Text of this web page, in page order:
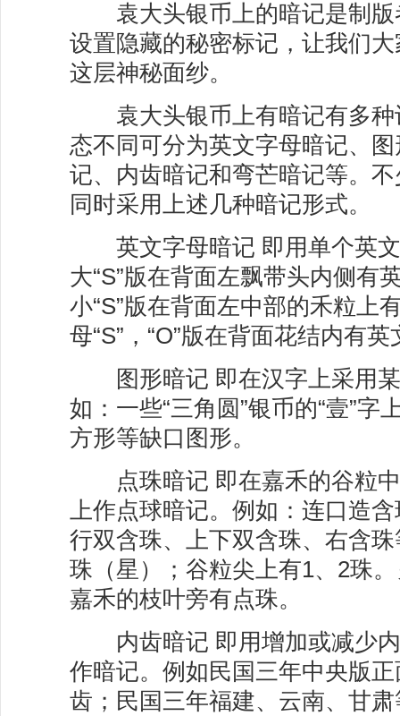
袁大头银币上的暗记是制版
设置隐藏的秘密标记，让我们
这层神秘面纱。
袁大头银币上有暗记有多种
态不同可分为英文字母暗记、
记、内齿暗记和弯芒暗记等。
同时采用上述几种暗记形式。
英文字母暗记 即用单个英文
大“S”版在背面左飘带头内侧有
小“S”版在背面左中部的禾粒上
母“S”，“O”版在背面花结内有英
图形暗记 即在汉字上采用某
如：一些“三角圆”银币的“壹”字
方形等缺口图形。
点珠暗记 即在嘉禾的谷粒中
上作点球暗记。例如：连口造
行双含珠、上下双含珠、右含
珠（星）；谷粒尖上有1、2珠
嘉禾的枝叶旁有点珠。
内齿暗记 即用增加或减少内
作暗记。例如民国三年中央版
齿；民国三年福建、云南、甘